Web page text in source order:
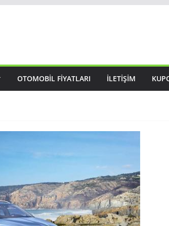
OTOMOBIL FIYATLARI İLETIŞIM